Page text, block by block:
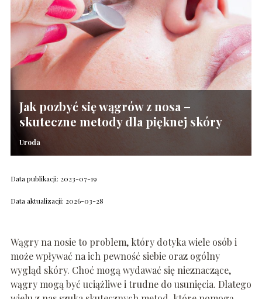
Jak pozbyć się wągrów z nosa –
skuteczne metody dla pięknej skóry
Uroda
Data publikacji: 2023-07-19
Data aktualizacji: 2026-03-28
Wągry na nosie to problem, który dotyka wiele osób i
może wpływać na ich pewność siebie oraz ogólny
wygląd skóry. Choć mogą wydawać się nieznaczące,
wągry mogą być uciążliwe i trudne do usunięcia. Dlatego